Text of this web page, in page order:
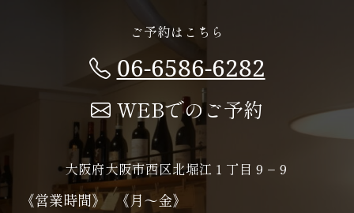
ご予約はこちら
06-6586-6282
WEBでのご予約
大阪府大阪市西区北堀江１丁目９−９
《営業時間》 《月～金》